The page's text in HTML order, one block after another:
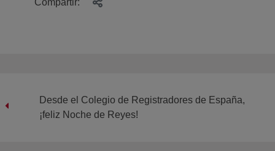
Desde el Colegio de Registradores de España,
¡feliz Noche de Reyes!